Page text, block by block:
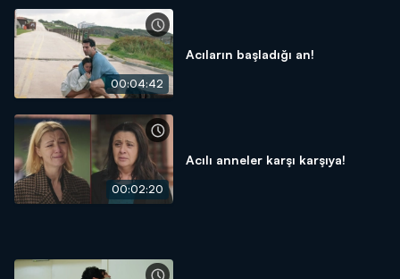
00:04:42
Acıların başladığı an!
00:02:20
Acılı anneler karşı karşıya!